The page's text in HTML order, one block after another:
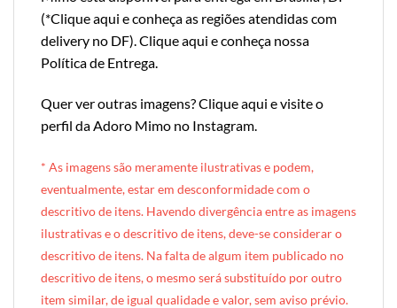
(*Clique aqui e conheça as regiões atendidas com
delivery no DF).Clique aqui e conheça nossa
Política de Entrega.
Quer ver outras imagens?Clique aqui e visite o
perfil da Adoro Mimo no Instagram.
* As imagens são meramente ilustrativas e podem,
eventualmente, estar em desconformidade com o
descritivo de itens. Havendo divergência entre as imagens
ilustrativas e o descritivo de itens, deve-se considerar o
descritivo de itens. Na falta de algum item publicado no
descritivo de itens, o mesmo será substituído por outro
item similar, de igual qualidade e valor, sem aviso prévio.